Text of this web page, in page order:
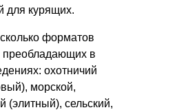
для курящих.
форматов
преобладающих в
охотничий
морской,
(элитный), сельский,